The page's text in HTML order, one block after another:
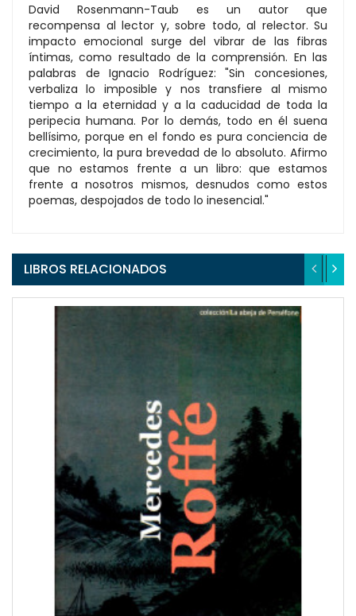
David Rosenmann-Taub es un autor que
recompensa al lector y, sobre todo, al relector. Su
impacto emocional surge del vibrar de las fibras
íntimas, como resultado de la comprensión. En las
palabras de Ignacio Rodríguez: "Sin concesiones,
verbaliza lo imposible y nos transfiere al mismo
tiempo a la eternidad y a la caducidad de toda la
peripecia humana. Por lo demás, todo en él suena
bellísimo, porque en el fondo es pura conciencia de
crecimiento, la pura brevedad de lo absoluto. Afirmo
que no estamos frente a un libro: que estamos
frente a nosotros mismos, desnudos como estos
poemas, despojados de todo lo inesencial."
LIBROS RELACIONADOS
QUICKVIEW
WISHLIST